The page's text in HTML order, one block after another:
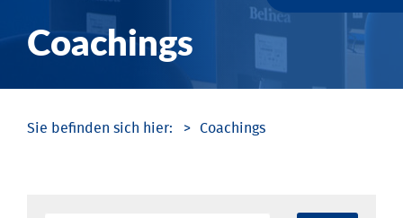
Coachings
Coachings